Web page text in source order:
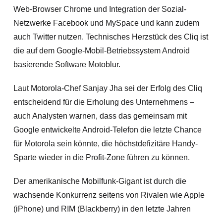
Web-Browser Chrome und Integration der Sozial-
Netzwerke Facebook und MySpace und kann zudem
auch Twitter nutzen. Technisches Herzstück des Cliq ist
die auf dem Google-Mobil-Betriebssystem Android
basierende Software Motoblur.
Laut Motorola-Chef Sanjay Jha sei der Erfolg des Cliq
entscheidend für die Erholung des Unternehmens –
auch Analysten warnen, dass das gemeinsam mit
Google entwickelte Android-Telefon die letzte Chance
für Motorola sein könnte, die höchstdefizitäre Handy-
Sparte wieder in die Profit-Zone führen zu können.
Der amerikanische Mobilfunk-Gigant ist durch die
wachsende Konkurrenz seitens von Rivalen wie Apple
(iPhone) und RIM (Blackberry) in den letzte Jahren